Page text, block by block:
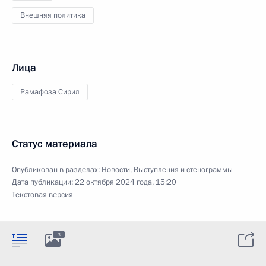
Внешняя политика
Лица
Рамафоза Сирил
Статус материала
Опубликован в разделах: Новости, Выступления и стенограммы
Дата публикации:22 октября 2024 года, 15:20
Текстовая версия
3